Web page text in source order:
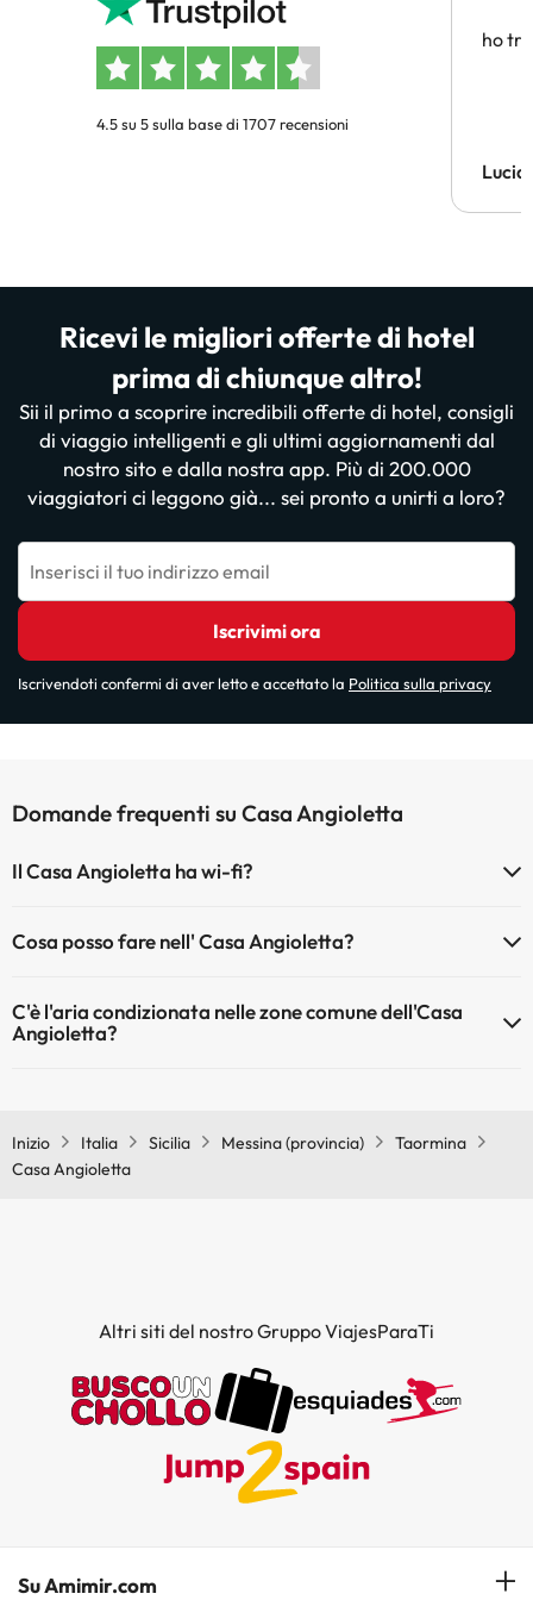
4.5 su 5 sulla base di 1707 recensioni
ho
Lucia
Ricevi le migliori offerte di hotel
prima di chiunque altro!
Sii il primo a scoprire incredibili offerte di hotel, consigli
di viaggio intelligenti e gli ultimi aggiornamenti dal
nostro sito e dalla nostra app. Più di 200.000
viaggiatori ci leggono già... sei pronto a unirti a loro?
Inserisci il tuo indirizzo email
Iscrivimi ora
Iscrivendoti confermi di aver letto e accettato la Politica sulla privacy
Domande frequenti su Casa Angioletta
Il Casa Angioletta ha wi-fi?
Cosa posso fare nell' Casa Angioletta?
pagamento):
C'è l'aria condizionata nelle zone comune dell'Casa
Angioletta?
Inizio Italia Sicilia Messina (provincia)
Taormina
Casa Angioletta
Altri siti del nostro Gruppo ViajesParaTi
Su Amimir.com